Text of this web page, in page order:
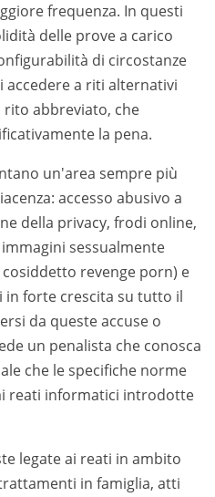
frequenza. In questi
delle prove a carico
di circostanze
a riti alternativi
abbreviato, che
la pena.
un'area sempre più
: accesso abusivo a
della privacy, frodi online,
sessualmente
revenge porn) e
forte crescita su tutto il
da queste accuse o
un penalista che conosca
che le specifiche norme
reati informatici introdotte
legate ai reati in ambito
in famiglia, atti